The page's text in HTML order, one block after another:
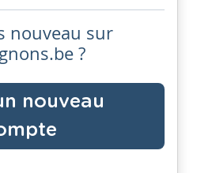
nouveau sur
?
nouveau